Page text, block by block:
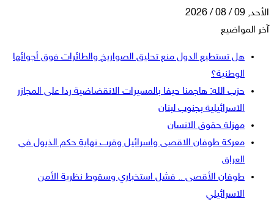
الأحد, 09 / 08 / 2026
آخر المواضيع
هل تستطيع الدول منع تحليق الصواريخ والطائرات فوق أجوائها
الوطنية؟
حزب الله: هاجمنا حيفا بالمسيرات الانقضاضية ردا على المجازر
الاسرائيلية بجنوب لبنان
مهزلة حقوق الانسان
معركة طوفان الاقصى واسرائيل وقرب نهاية حكم الذيول في
العراق
طوفان الأقصى .. فشل استخباري وسقوط نظرية الأمن
الاسرائيلي